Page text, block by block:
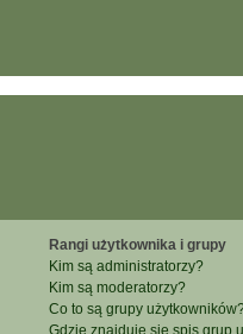
Rangi użytkownika i grupy
Kim są administratorzy?
Kim są moderatorzy?
Co to są grupy
Gdzie znajduje się spis grup